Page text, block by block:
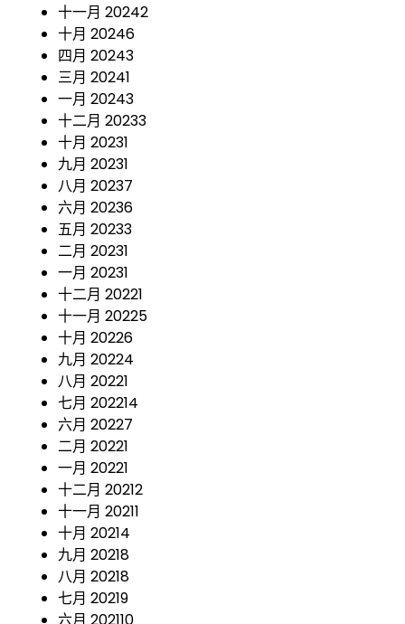
十一月 20242
十月 20246
四月 20243
三月 20241
一月 20243
十二月 20233
十月 20231
九月 20231
八月 20237
六月 20236
五月 20233
二月 20231
一月 20231
十二月 20221
十一月 20225
十月 20226
九月 20224
八月 20221
七月 202214
六月 20227
二月 20221
一月 20221
十二月 20212
十一月 20211
十月 20214
九月 20218
八月 20218
七月 20219
六月 202110